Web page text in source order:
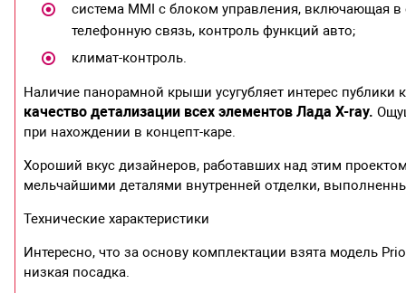
система MMI с блоком управления, включающая
телефонную связь, контроль функций авто;
климат-контроль.
Наличие панорамной крыши усугубляет интерес
качество детализации всех элементов Лада X-ray.
при нахождении в концепт-каре.
Хороший вкус дизайнеров, работавших над этим
мельчайшими деталями внутренней отделки,
Технические характеристики
Интересно, что за основу комплектации взята модель
низкая посадка.